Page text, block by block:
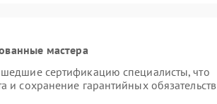
мастера
сертификацию специалисты, что
и сохранение гарантийных обязательств